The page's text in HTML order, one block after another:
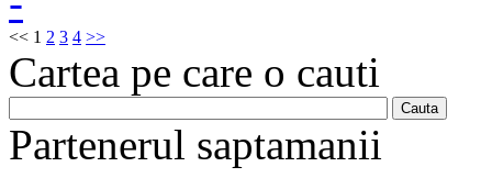
<< 1 2 3 4 >>
Cartea pe care o cauti
Partenerul saptamanii